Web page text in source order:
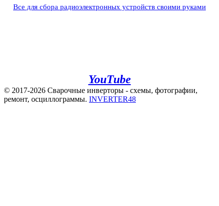
Все для сбора радиоэлектронных устройств своими руками
YouTube
© 2017-2026 Сварочные инверторы - схемы, фотографии,
ремонт, осциллограммы. INVERTER48